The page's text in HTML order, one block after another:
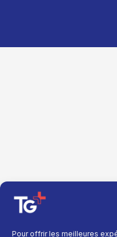
Pour offrir les meilleures